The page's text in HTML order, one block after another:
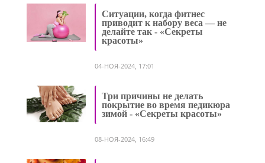
Ситуации, когда фитнес
приводит к набору веса — не
делайте так - «Секреты
красоты»
04-НОЯ-2024, 17:01
Три причины не делать
покрытие во время педикюра
зимой - «Секреты красоты»
08-НОЯ-2024, 16:49